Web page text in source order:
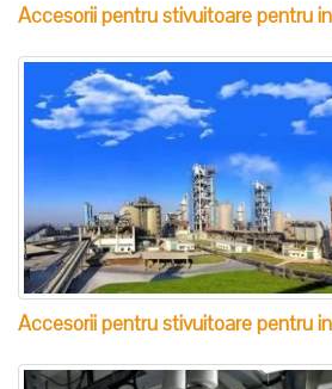
Accesorii pentru stivuitoare pentru
Accesorii pentru stivuitoare pentru